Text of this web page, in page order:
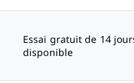
Essai gratuit de 14
disponible